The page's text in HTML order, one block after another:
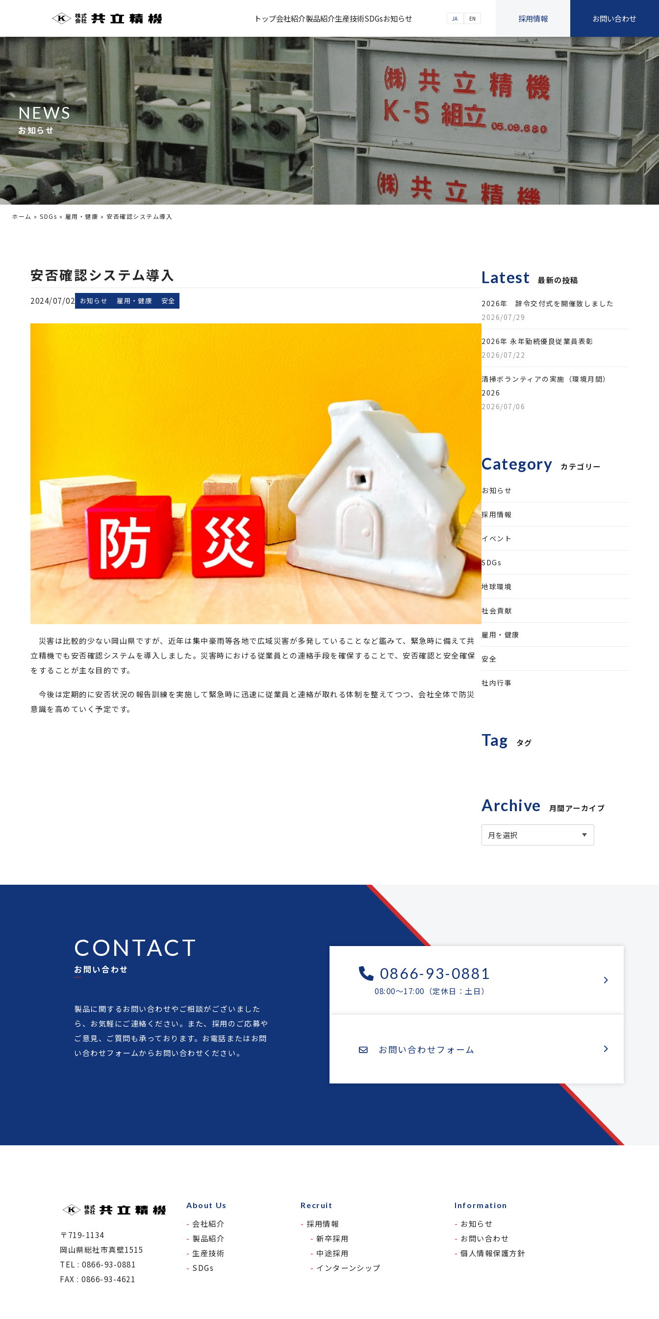
トップ会社紹介製品紹介生産技術SDGsお知らせ JA EN 採用情報 お問い合わせ
NEWS
お知らせ
ホーム » SDGs » 雇用・健康 » 安否確認システム導入
安否確認システム導入
2024/07/02 お知らせ 雇用・健康 安全
災害は比較的少ない岡山県ですが、近年は集中豪雨等各地で広域災害が多発していることなど鑑みて、緊急時に備えて共
立精機でも安否確認システムを導入しました。災害時における従業員との連絡手段を確保することで、安否確認と安全確保
をすることが主な目的です。
今後は定期的に安否状況の報告訓練を実施して緊急時に迅速に従業員と連絡が取れる体制を整えてつつ、会社全体で防災
意識を高めていく予定です。
Latest 最新の投稿
2026年 辞令交付式を開催致しました
2026/07/29
2026年 永年勤続優良従業員表彰
2026/07/22
清掃ボランティアの実施（環境月間）
2026
2026/07/06
Category カテゴリー
お知らせ
採用情報
イベント
SDGs
地球環境
社会貢献
雇用・健康
安全
社内行事
Tag タグ
Archive 月間アーカイブ
CONTACT
お問い合わせ
製品に関するお問い合わせやご相談がございました
ら、お気軽にご連絡ください。また、採用のご応募や
ご意見、ご質問も承っております。お電話またはお問
い合わせフォームからお問い合わせください。
0866-93-0881
08:00～17:00（定休日：土日）
お問い合わせフォーム
〒719-1134
岡山県総社市真壁1515
TEL : 0866-93-0881
FAX : 0866-93-4621
About Us
会社紹介
製品紹介
生産技術
SDGs
Recruit
採用情報
新卒採用
中途採用
インターンシップ
Information
お知らせ
お問い合わせ
個人情報保護方針